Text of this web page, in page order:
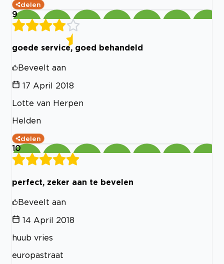
delen
9
goede service, goed behandeld
Beveelt aan
17 April 2018
Lotte van Herpen
Helden
delen
10
perfect, zeker aan te bevelen
Beveelt aan
14 April 2018
huub vries
europastraat